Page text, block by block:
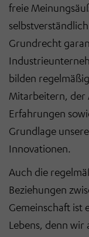
freie
Grundrecht
bilden
Mitarbeitern, der
Erfahrungen
Grundlage
Innovationen.
Auch die
Beziehungen
Gemeinschaft ist
Lebens, denn wir